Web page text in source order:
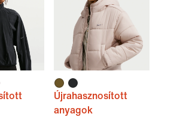
Újrahasznosított
anyagok